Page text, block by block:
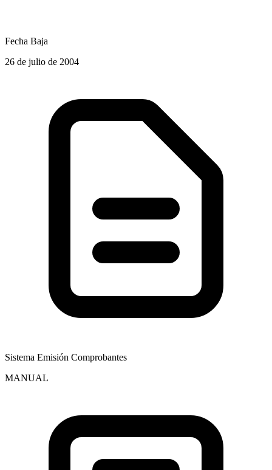
Fecha Baja
26 de julio de 2004
Sistema Emisión Comprobantes
MANUAL